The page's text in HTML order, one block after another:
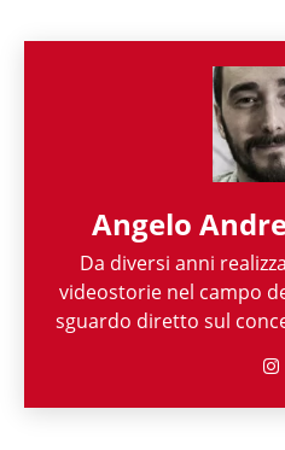
Angelo
Da diversi anni
videostorie nel campo
sguardo diretto sul
esperienza nel mondo
e internazionale,